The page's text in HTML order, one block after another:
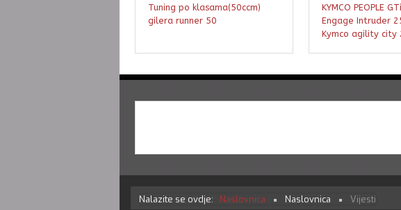
Tuning po klasama(50ccm)
gilera runner 50
KYMCO PEOPLE
Engage Intruder
Kymco agility city
Nalazite se ovdje: Naslovnica Naslovnica Vijesti